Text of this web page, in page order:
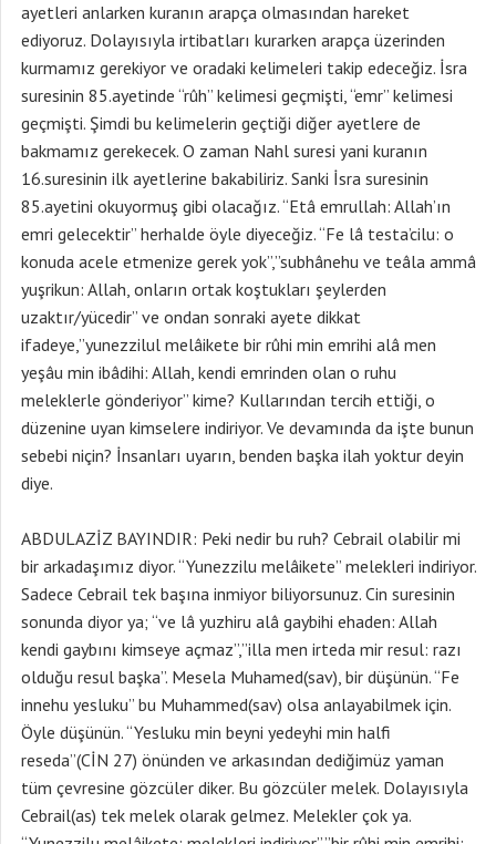
ayetleri anlarken kuranın arapça olmasından hareket
ediyoruz. Dolayısıyla irtibatları kurarken arapça üzerinden
kurmamız gerekiyor ve oradaki kelimeleri takip edeceğiz. İsra
suresinin 85.ayetinde “rûh” kelimesi geçmişti, “emr” kelimesi
geçmişti. Şimdi bu kelimelerin geçtiği diğer ayetlere de
bakmamız gerekecek. O zaman Nahl suresi yani kuranın
16.suresinin ilk ayetlerine bakabiliriz. Sanki İsra suresinin
85.ayetini okuyormuş gibi olacağız. “Etâ emrullah: Allah’ın
emri gelecektir” herhalde öyle diyeceğiz. “Fe lâ testa’cilu: o
konuda acele etmenize gerek yok”,”subhânehu ve teâla ammâ
yuşrikun: Allah, onların ortak koştukları şeylerden
uzaktır/yücedir” ve ondan sonraki ayete dikkat
ifadeye,”yunezzilul melâikete bir rûhi min emrihi alâ men
yeşâu min ibâdihi: Allah, kendi emrinden olan o ruhu
meleklerle gönderiyor” kime? Kullarından tercih ettiği, o
düzenine uyan kimselere indiriyor. Ve devamında da işte bunun
sebebi niçin? İnsanları uyarın, benden başka ilah yoktur deyin
diye.
ABDULAZİZ BAYINDIR: Peki nedir bu ruh? Cebrail olabilir mi
bir arkadaşımız diyor. “Yunezzilu melâikete” melekleri indiriyor.
Sadece Cebrail tek başına inmiyor biliyorsunuz. Cin suresinin
sonunda diyor ya; “ve lâ yuzhiru alâ gaybihi ehaden: Allah
kendi gaybını kimseye açmaz”,”illa men irteda mir resul: razı
olduğu resul başka”. Mesela Muhamed(sav), bir düşünün. “Fe
innehu yesluku” bu Muhammed(sav) olsa anlayabilmek için.
Öyle düşünün. “Yesluku min beyni yedeyhi min halfi
reseda”(CİN 27) önünden ve arkasından dediğimüz yaman
tüm çevresine gözcüler diker. Bu gözcüler melek. Dolayısıyla
Cebrail(as) tek melek olarak gelmez. Melekler çok ya.